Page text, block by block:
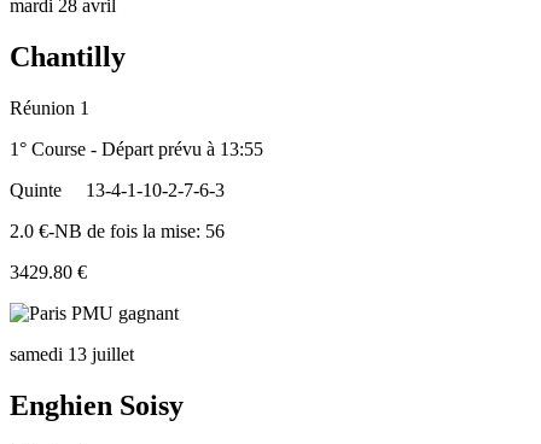
mardi 28 avril
Chantilly
Réunion 1
1° Course - Départ prévu à 13:55
Quinte
13-4-1-10-2-7-6-3
2.0 €-NB de fois la mise: 56
3429.80 €
samedi 13 juillet
Enghien Soisy